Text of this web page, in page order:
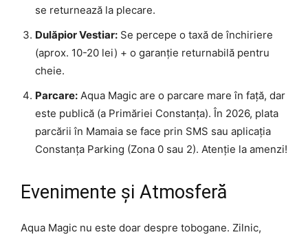
se returnează la plecare.
Dulăpior Vestiar: Se percepe o taxă de închiriere
(aprox. 10-20 lei) + o garanție returnabilă pentru
cheie.
Parcare: Aqua Magic are o parcare mare în față, dar
este publică (a Primăriei Constanța). În 2026, plata
parcării în Mamaia se face prin SMS sau aplicația
Constanța Parking (Zona 0 sau 2). Atenție la amenzi!
Evenimente și Atmosferă
Aqua Magic nu este doar despre tobogane. Zilnic,